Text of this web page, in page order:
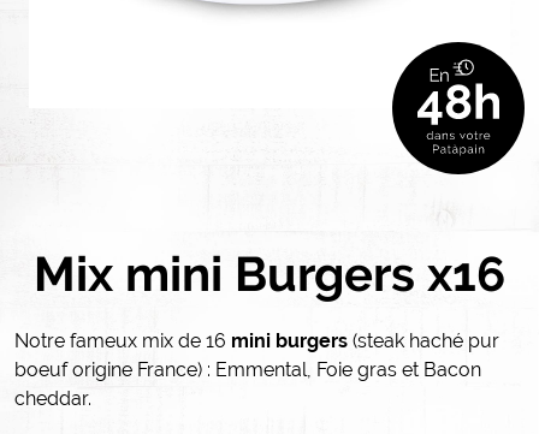
Mix mini Burgers x16
Notre fameux mix de 16 mini burgers (steak haché pur
boeuf origine France) : Emmental, Foie gras et Bacon
cheddar.